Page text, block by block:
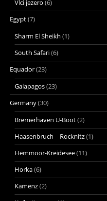
Vlci jezero (6)
Egypt(7)
Sharm El Sheikh (1)
South Safari(6)
Equador(23)
Galapagos(23)
Germany(30)
Bremerhaven U-Boot(2)
Haasenbruch – Rocknitz(1)
Hemmoor-Kreidesee(11)
Horka(6)
Kamenz(2)